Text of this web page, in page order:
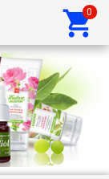
